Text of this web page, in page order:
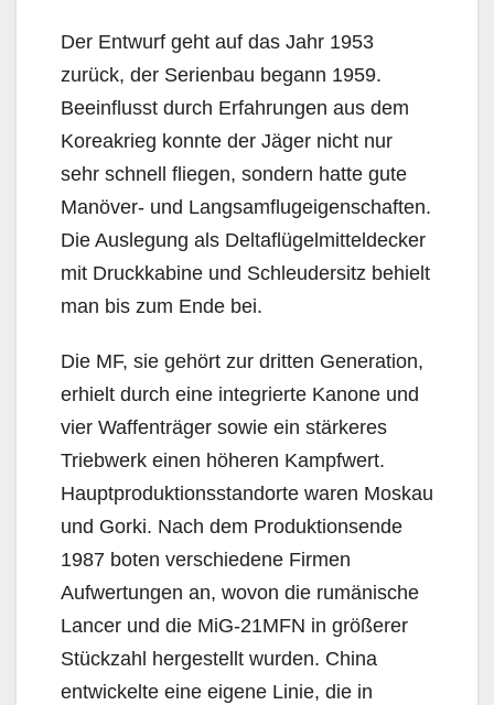
Der Entwurf geht auf das Jahr 1953
zurück, der Serienbau begann 1959.
Beeinflusst durch Erfahrungen aus dem
Koreakrieg konnte der Jäger nicht nur
sehr schnell fliegen, sondern hatte gute
Manöver- und Langsamflugeigenschaften.
Die Auslegung als Deltaflügelmitteldecker
mit Druckkabine und Schleudersitz behielt
man bis zum Ende bei.
Die MF, sie gehört zur dritten Generation,
erhielt durch eine integrierte Kanone und
vier Waffenträger sowie ein stärkeres
Triebwerk einen höheren Kampfwert.
Hauptproduktionsstandorte waren Moskau
und Gorki. Nach dem Produktionsende
1987 boten verschiedene Firmen
Aufwertungen an, wovon die rumänische
Lancer und die MiG-21MFN in größerer
Stückzahl hergestellt wurden. China
entwickelte eine eigene Linie, die in